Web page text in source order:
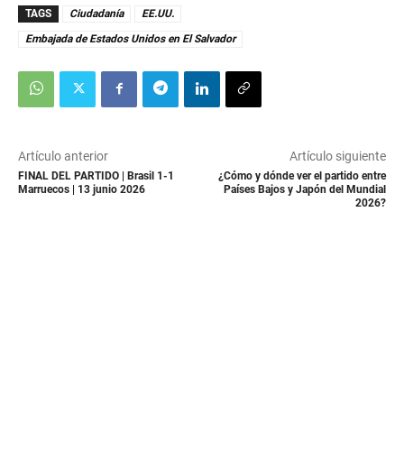
TAGS Ciudadanía
EE.UU.
Embajada de Estados Unidos en El Salvador
Artículo anterior
FINAL DEL PARTIDO | Brasil 1-1
Marruecos | 13 junio 2026
Artículo siguiente
¿Cómo y dónde ver el partido entre
Países Bajos y Japón del Mundial
2026?